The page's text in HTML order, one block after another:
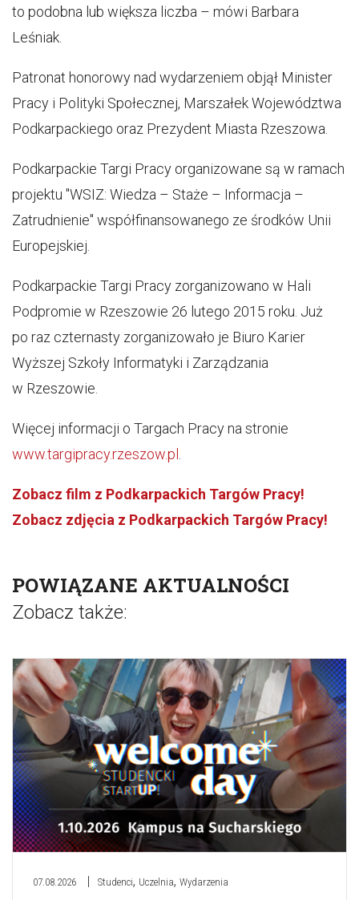
to podobna lub większa liczba – mówi Barbara
Leśniak.
Patronat honorowy nad wydarzeniem objął Minister
Pracy i Polityki Społecznej, Marszałek Województwa
Podkarpackiego oraz Prezydent Miasta Rzeszowa.
Podkarpackie Targi Pracy organizowane są w ramach
projektu "WSIZ: Wiedza – Staże – Informacja –
Zatrudnienie" współfinansowanego ze środków Unii
Europejskiej.
Podkarpackie Targi Pracy zorganizowano w Hali
Podpromie w Rzeszowie 26 lutego 2015 roku. Już
po raz czternasty zorganizowało je Biuro Karier
Wyższej Szkoły Informatyki i Zarządzania
w Rzeszowie.
Więcej informacji o Targach Pracy na stronie
www.targipracy.rzeszow.pl .
Zobacz film z Podkarpackich Targów Pracy!
Zobacz zdjęcia z Podkarpackich Targów Pracy!
POWIĄZANE AKTUALNOŚCI
Zobacz także:
07.08.2026 Studenci, Uczelnia, Wydarzenia